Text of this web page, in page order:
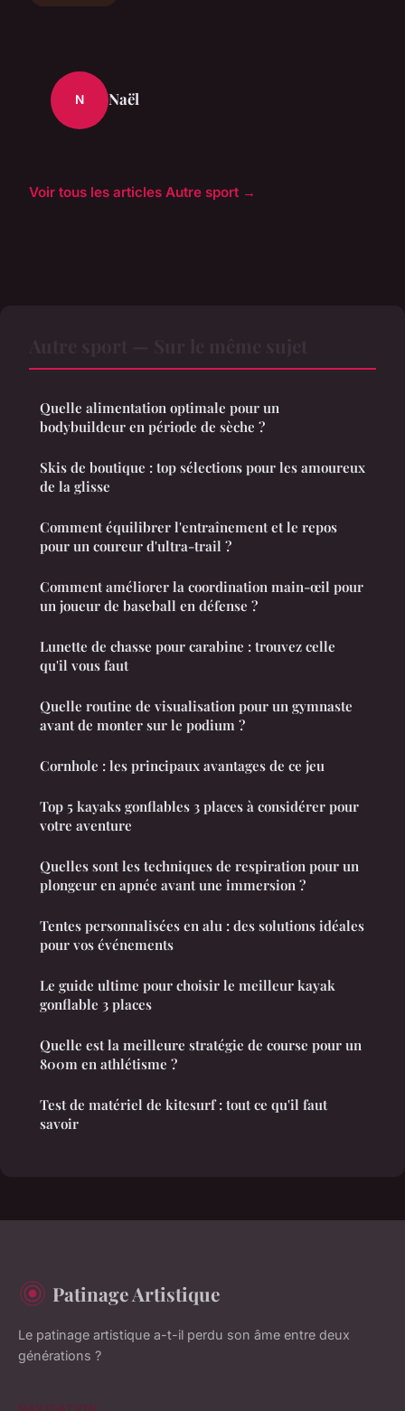
N Naël
Voir tous les articles Autre sport →
Quelle alimentation optimale pour un
bodybuildeur en période de sèche ?
Skis de boutique : top sélections pour les amoureux
de la glisse
Comment équilibrer l'entraînement et le repos
pour un coureur d'ultra-trail ?
Comment améliorer la coordination main-œil pour
un joueur de baseball en défense ?
Lunette de chasse pour carabine : trouvez celle
qu'il vous faut
Quelle routine de visualisation pour un gymnaste
avant de monter sur le podium ?
Cornhole : les principaux avantages de ce jeu
Top 5 kayaks gonflables 3 places à considérer pour
votre aventure
Quelles sont les techniques de respiration pour un
plongeur en apnée avant une immersion ?
Tentes personnalisées en alu : des solutions idéales
pour vos événements
Le guide ultime pour choisir le meilleur kayak
gonflable 3 places
Quelle est la meilleure stratégie de course pour un
800m en athlétisme ?
Test de matériel de kitesurf : tout ce qu'il faut
savoir
Patinage Artistique
Le patinage artistique a-t-il perdu son âme entre deux
générations ?